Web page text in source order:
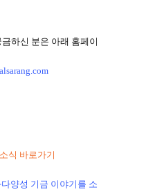
하신 분은 아래 홈페이
식 바로가기
양성 기금 이야기를 소